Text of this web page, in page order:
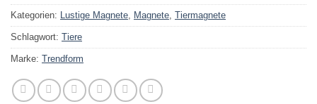
Kategorien: Lustige Magnete, Magnete, Tiermagnete
Schlagwort: Tiere
Marke: Trendform